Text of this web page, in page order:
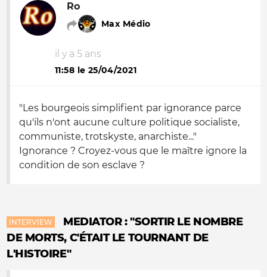
Ro
Max Médio
il y a 5 ans
11:58 le 25/04/2021
"Les bourgeois simplifient par ignorance parce
qu'ils n'ont aucune culture politique socialiste,
communiste, trotskyste, anarchiste..."
Ignorance ? Croyez-vous que le maître ignore la
condition de son esclave ?
INTERVIEW
MEDIATOR : "SORTIR LE NOMBRE
DE MORTS, C'ÉTAIT LE TOURNANT DE
L'HISTOIRE"